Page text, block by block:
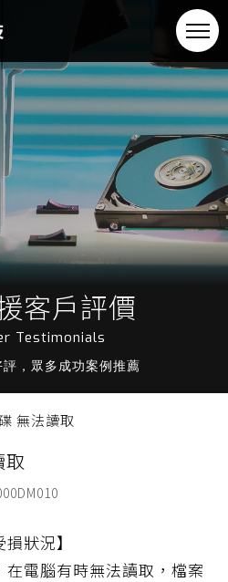
客戶評價
Testimonials
，眾多成功案例推薦
無法讀取
取
損狀況】
電腦有時無法讀取，檔案